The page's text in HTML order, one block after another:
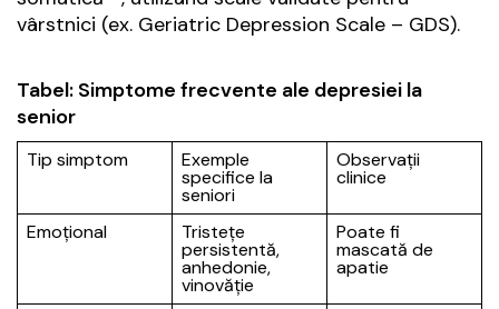
vârstnici (ex. Geriatric Depression Scale – GDS).
Tabel: Simptome frecvente ale depresiei la
senior
Tip simptom Exemple
specifice la
seniori
Observații
clinice
Emoțional Tristețe
persistentă,
anhedonie,
vinovăție
Poate fi
mascată de
apatie